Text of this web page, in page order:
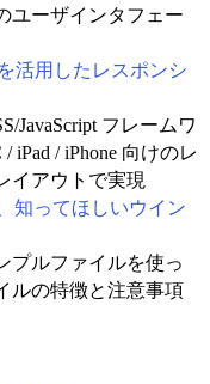
ユーザインタフェー
活用したレスポンシ
JavaScript フレームワ
iPad / iPhone 向けのレ
イアウトで実現
知ってほしいウイン
プルファイルを使っ
ルの特徴と注意事項